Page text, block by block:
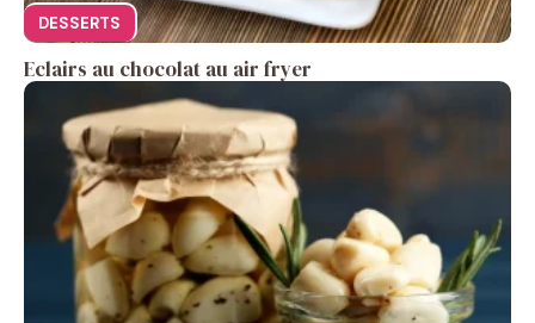
DESSERTS
Eclairs au chocolat au air fryer